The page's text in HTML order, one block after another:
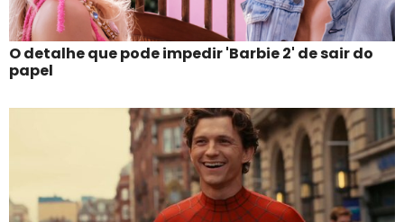
O detalhe que pode impedir 'Barbie 2' de sair do
papel